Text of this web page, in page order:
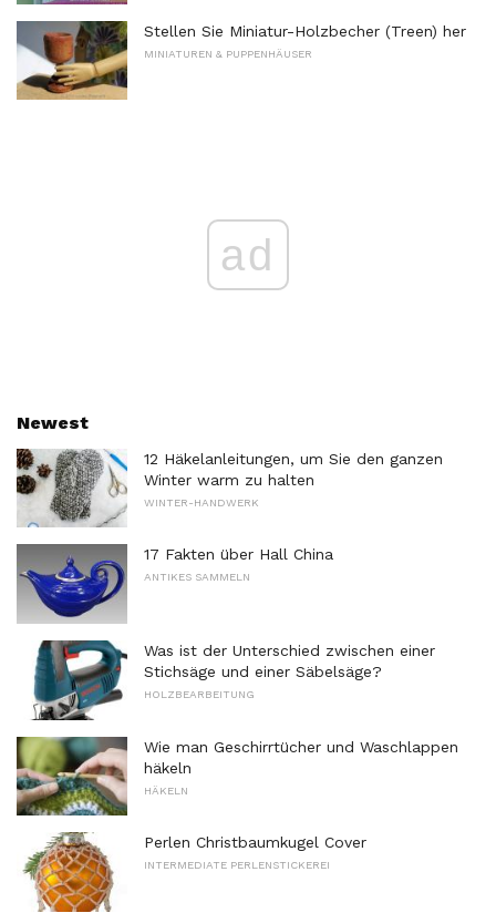
Stellen Sie Miniatur-Holzbecher (Treen) her
MINIATUREN & PUPPENHÄUSER
ad
Newest
12 Häkelanleitungen, um Sie den ganzen
Winter warm zu halten
WINTER-HANDWERK
17 Fakten über Hall China
ANTIKES SAMMELN
Was ist der Unterschied zwischen einer
Stichsäge und einer Säbelsäge?
HOLZBEARBEITUNG
Wie man Geschirrtücher und Waschlappen
häkeln
HÄKELN
Perlen Christbaumkugel Cover
INTERMEDIATE PERLENSTICKEREI